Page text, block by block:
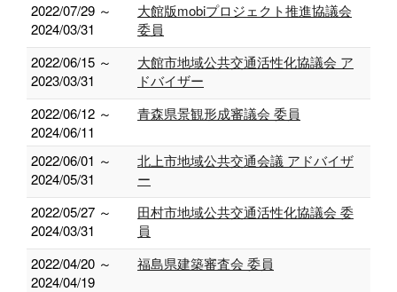
2022/07/29 ～
2024/03/31
大館版mobiプロジェクト推進協議会
委員
2022/06/15 ～
2023/03/31
大館市地域公共交通活性化協議会 ア
ドバイザー
2022/06/12 ～
2024/06/11
青森県景観形成審議会 委員
2022/06/01 ～
2024/05/31
北上市地域公共交通会議 アドバイザ
ー
2022/05/27 ～
2024/03/31
田村市地域公共交通活性化協議会 委
員
2022/04/20 ～
2024/04/19
福島県建築審査会 委員